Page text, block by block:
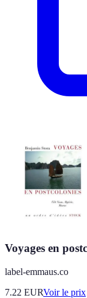
Voyages en
label-emmaus.co
7.22 EURVoir le prix